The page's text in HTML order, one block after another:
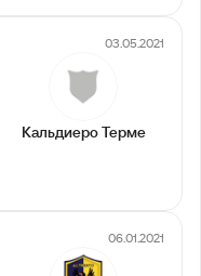
03.05.2021
Кальдиеро Терме
06.01.2021